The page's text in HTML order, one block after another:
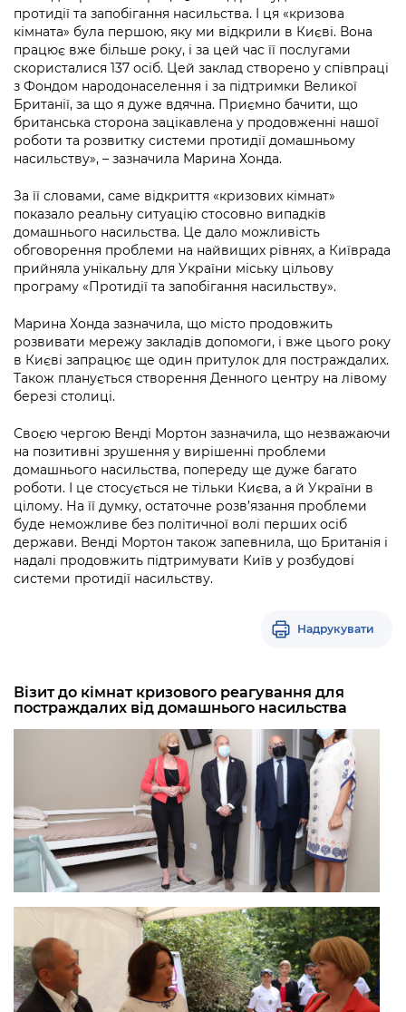
Підприємства, установи, організації
Kyiv International Relations
Річні звіти
Гендерна політика
Безбар'єрність
Київська міська військова адміністрація
Портал Захисників та Захисниць
Безбар'єрність
Портал послуг
Міський застосунок Київ Цифровий
Уряд» – місцевий рівень»
Важливе під час воєнного стану
Про відкриті дані
Портал даних Києва
Публічні дашборди
протидії та запобігання насильства. І ця «кризова
кімната» була першою, яку ми відкрили в Києві. Вона
працює вже більше року, і за цей час її послугами
скористалися 137 осіб. Цей заклад створено у співпраці
з Фондом народонаселення і за підтримки Великої
Британії, за що я дуже вдячна. Приємно бачити, що
британська сторона зацікавлена у продовженні нашої
роботи та розвитку системи протидії домашньому
насильству», – зазначила Марина Хонда.
За її словами, саме відкриття «кризових кімнат»
показало реальну ситуацію стосовно випадків
домашнього насильства. Це дало можливість
обговорення проблеми на найвищих рівнях, а Київрада
прийняла унікальну для України міську цільову
програму «Протидії та запобігання насильству».
Марина Хонда зазначила, що місто продовжить
розвивати мережу закладів допомоги, і вже цього року
в Києві запрацює ще один притулок для постраждалих.
Також планується створення Денного центру на лівому
березі столиці.
Своєю чергою Венді Мортон зазначила, що незважаючи
на позитивні зрушення у вирішенні проблеми
домашнього насильства, попереду ще дуже багато
роботи. І це стосується не тільки Києва, а й України в
цілому. На її думку, остаточне розв’язання проблеми
буде неможливе без політичної волі перших осіб
держави. Венді Мортон також запевнила, що Британія і
надалі продовжить підтримувати Київ у розбудові
системи протидії насильству.
Надрукувати
Візит до кімнат кризового реагування для
постраждалих від домашнього насильства